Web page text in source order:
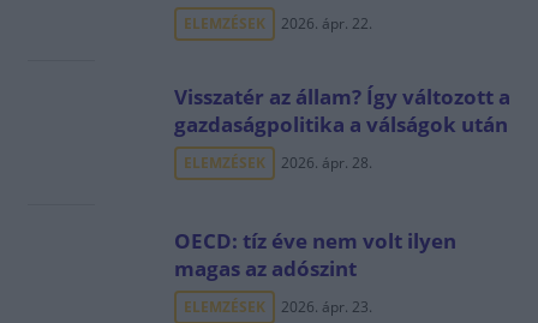
ELEMZÉSEK 2026. ápr. 22.
Visszatér az állam? Így változott a
gazdaságpolitika a válságok után
ELEMZÉSEK 2026. ápr. 28.
OECD: tíz éve nem volt ilyen
magas az adószint
ELEMZÉSEK 2026. ápr. 23.